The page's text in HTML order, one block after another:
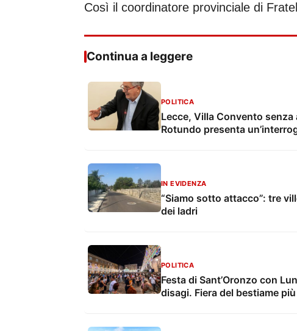
Così il coordinatore provinciale di
Continua a leggere
POLITICA
Lecce, Villa Convento
Rotundo presenta
IN EVIDENZA
“Siamo sotto attacco”: tre
dei ladri
POLITICA
Festa di Sant’Oronzo con
disagi. Fiera del bestiame